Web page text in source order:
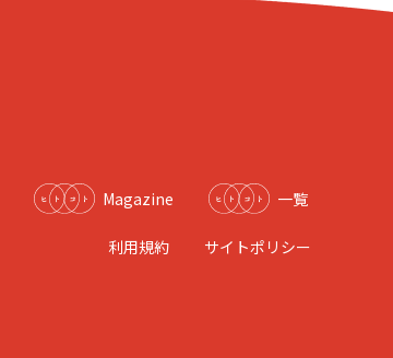
Magazine 一覧
利用規約 サイトポリシー